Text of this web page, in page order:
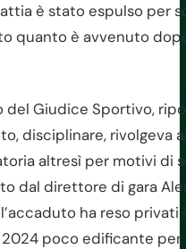
è stato espulso per
quanto è avvenuto
Giudice Sportivo,
disciplinare, rivolgeva
altresì per motivi di
dal direttore di gara
ha reso
poco edificante